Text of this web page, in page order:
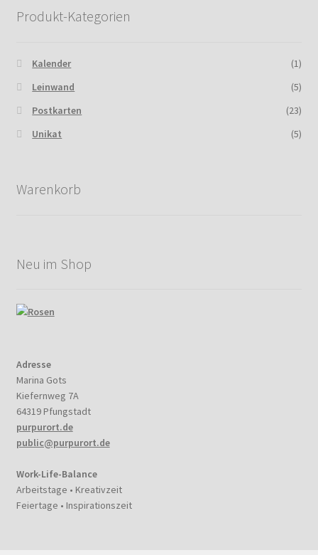
Produkt-Kategorien
Kalender
(1)
Leinwand
(5)
Postkarten
(23)
Unikat
(5)
Warenkorb
Neu im Shop
Adresse
Marina Gots
Kiefernweg 7A
64319 Pfungstadt
purpurort.de
public@purpurort.de
Work-Life-Balance
Arbeitstage • Kreativzeit
Feiertage • Inspirationszeit